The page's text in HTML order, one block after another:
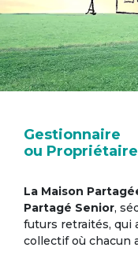
Gestionnaire
ou
La Maison
Partagé Senior,
futurs retraités, qui
collectif où chacun